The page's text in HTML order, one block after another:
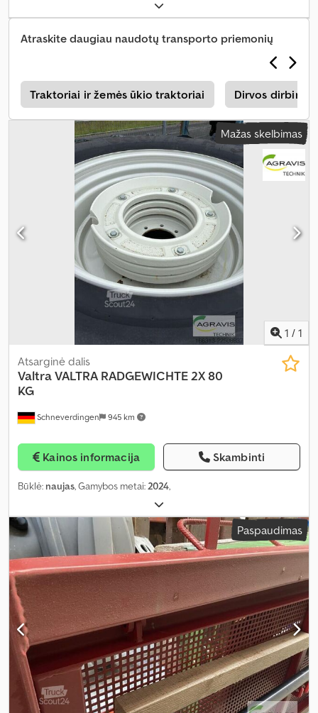
Atraskite daugiau naudotų transporto priemonių
Traktoriai ir žemės ūkio traktoriai Dirvos dirbimo
Mažas skelbimas
1 / 1
Schneverdingen 945 km
Atsarginė dalis
ValtraVALTRA RADGEWICHTE 2X 80
KG
Kainos informacija Skambinti
Būklė: naujas, Gamybos metai:2024,
Paspaudimas